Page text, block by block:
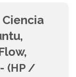
(HP /